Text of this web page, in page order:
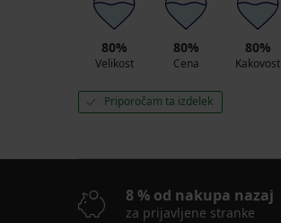
spodnjice
MEN-
25,89
36,99
akcija
2+1
BREZPLAČNO
80%
Velikost
80%
Cena
80%
Kakovost
Priporočam ta izdelek
8 % od nakupa nazaj
za prijavljene stranke